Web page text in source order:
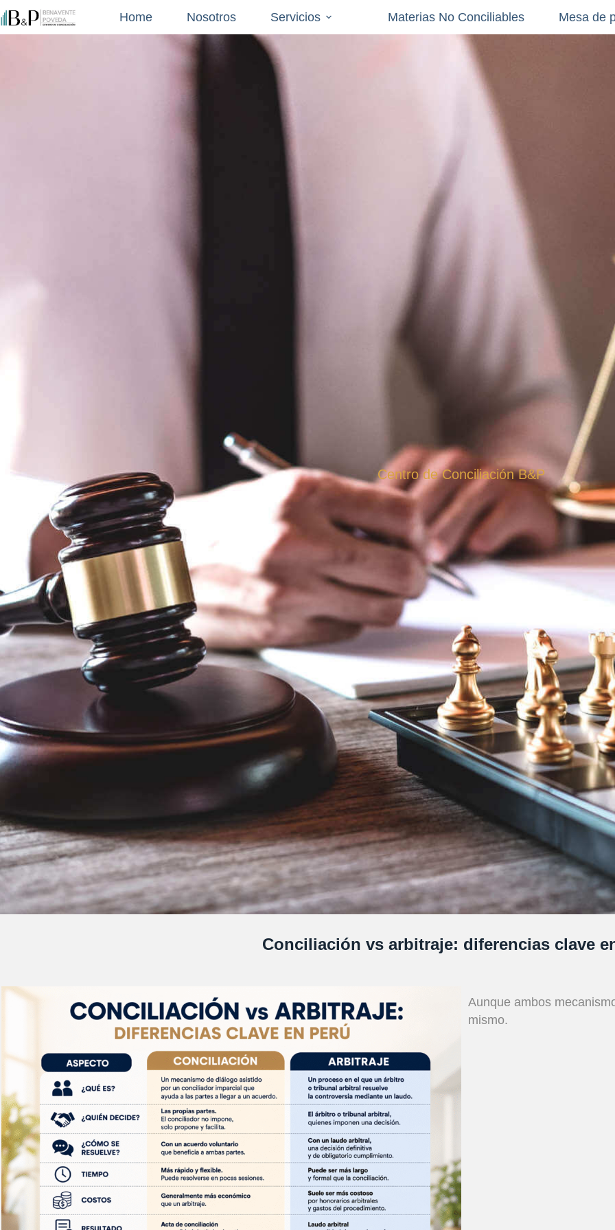
Home Nosotros Servicios Materias No Conciliables Mesa de
Centro de Conciliación B&P
Conciliación vs arbitraje: diferencias clave
Aunque ambos
mismo.